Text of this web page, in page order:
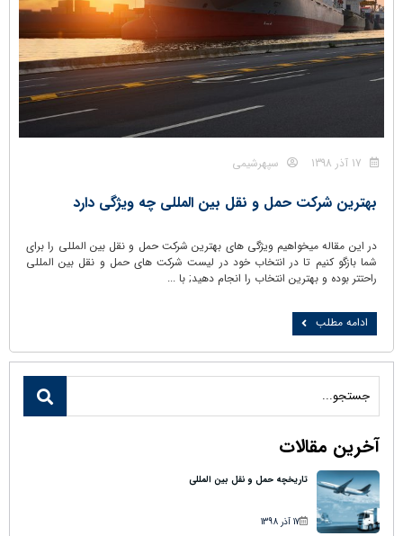
سپهرشیمی
بهترین شرکت حمل و نقل بین المللی چه ویژگی دارد
در این مقاله میخواهیم ویژگی های بهترین شرکت حمل و نقل بین المللی را برای
شما بازگو کنیم تا در انتخاب خود در لیست شرکت های حمل و نقل بین المللی
راحتتر بوده و بهترین انتخاب را انجام دهید; با ...
ادامه مطلب
آخرین مقالات
تاریخچه حمل و نقل بین المللی
17 آذر 1398